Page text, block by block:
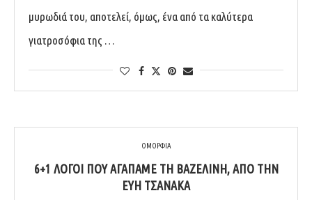
μυρωδιά του, αποτελεί, όμως, ένα από τα καλύτερα
γιατροσόφια της …
ΟΜΟΡΦΙΑ
6+1 ΛΌΓΟΙ ΠΟΥ ΑΓΑΠΆΜΕ ΤΗ ΒΑΖΕΛΊΝΗ, ΑΠΌ ΤΗΝ
ΕΎΗ ΤΣΑΝΆΚΑ